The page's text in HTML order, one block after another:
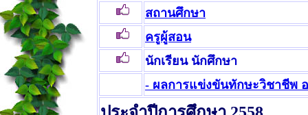
สถานศึกษา
ครูผู้สอน
นักเรียน นักศึกษา
- ผลการแข่งขันทักษะวิชาชีพ